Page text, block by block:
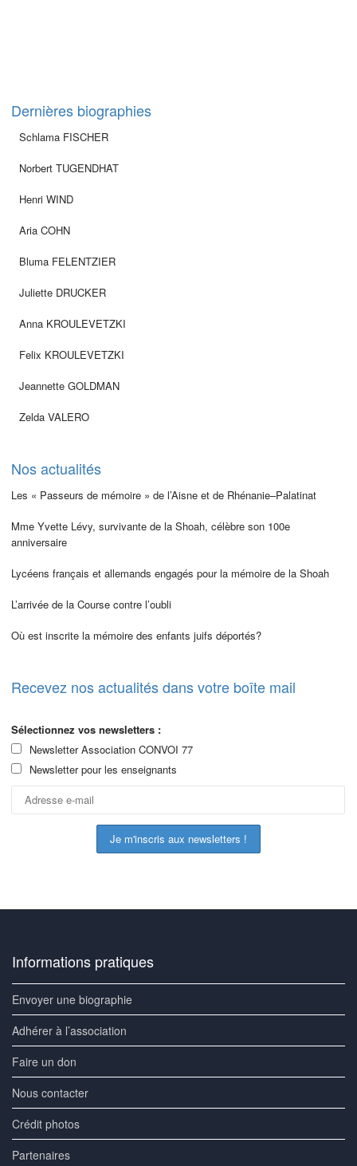
Dernières biographies
Schlama FISCHER
Norbert TUGENDHAT
Henri WIND
Aria COHN
Bluma FELENTZIER
Juliette DRUCKER
Anna KROULEVETZKI
Felix KROULEVETZKI
Jeannette GOLDMAN
Zelda VALERO
Nos actualités
Les « Passeurs de mémoire » de l’Aisne et de Rhénanie–Palatinat
Mme Yvette Lévy, survivante de la Shoah, célèbre son 100e
anniversaire
Lycéens français et allemands engagés pour la mémoire de la Shoah
L’arrivée de la Course contre l’oubli
Où est inscrite la mémoire des enfants juifs déportés?
Recevez nos actualités dans votre boîte mail
Sélectionnez vos newsletters :
Newsletter Association CONVOI 77
Newsletter pour les enseignants
Informations pratiques
Envoyer une biographie
Adhérer à l’association
Faire un don
Nous contacter
Crédit photos
Partenaires